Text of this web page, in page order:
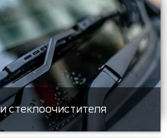
стеклоочистителя